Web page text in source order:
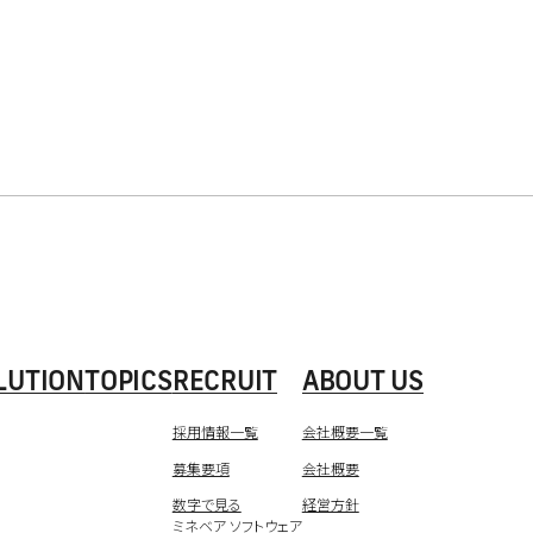
TOPICSRECRUIT
採用情報一覧
募集要項
数字で見る
ミネベア ソフトウェア
ABOUT US
会社概要一覧
会社概要
経営方針